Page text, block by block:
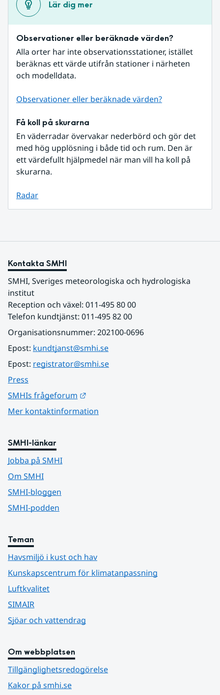
Lär dig mer
Observationer eller beräknade värden?
Alla orter har inte observationsstationer, istället
beräknas ett värde utifrån stationer i närheten
och modelldata.
Observationer eller beräknade värden?
Få koll på skurarna
En väderradar övervakar nederbörd och gör det
med hög upplösning i både tid och rum. Den är
ett värdefullt hjälpmedel när man vill ha koll på
skurarna.
Radar
Kontakta SMHI
SMHI, Sveriges meteorologiska och hydrologiska
institut
Reception och växel: 011-495 80 00
Telefon kundtjänst: 011-495 82 00
Organisationsnummer: 202100-0696
Epost: kundtjanst@smhi.se
Epost: registrator@smhi.se
Press
SMHIs frågeforum
Mer kontaktinformation
SMHI-länkar
Jobba på SMHI
Om SMHI
SMHI-bloggen
SMHI-podden
Teman
Havsmiljö i kust och hav
Kunskapscentrum för klimatanpassning
Luftkvalitet
SIMAIR
Sjöar och vattendrag
Om webbplatsen
Tillgänglighetsredogörelse
Kakor på smhi.se